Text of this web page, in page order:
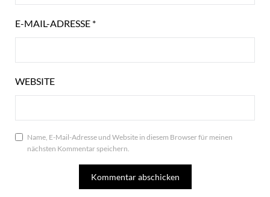
E-MAIL-ADRESSE *
WEBSITE
Name, E-Mail-Adresse und Website in diesem Browser für meinen
nächsten Kommentar speichern.